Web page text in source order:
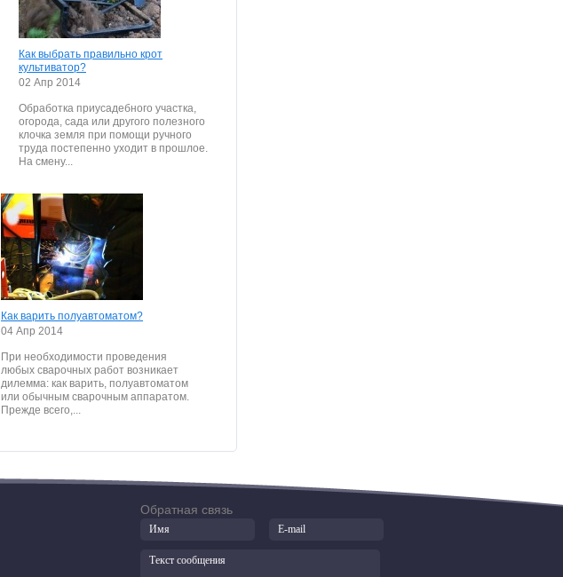
Как выбрать правильно крот
культиватор?
02 Апр 2014
Обработка приусадебного участка,
огорода, сада или другого полезного
клочка земля при помощи ручного
труда постепенно уходит в прошлое.
На смену...
Как варить полуавтоматом?
04 Апр 2014
При необходимости проведения
любых сварочных работ возникает
дилемма: как варить, полуавтоматом
или обычным сварочным аппаратом.
Прежде всего,...
Обратная связь